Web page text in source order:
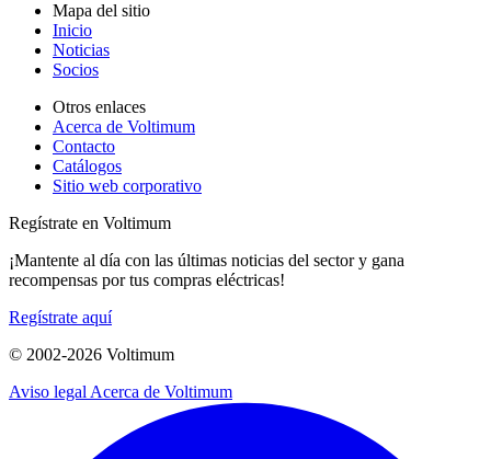
Mapa del sitio
Inicio
Noticias
Socios
Otros enlaces
Acerca de Voltimum
Contacto
Catálogos
Sitio web corporativo
Regístrate en Voltimum
¡Mantente al día con las últimas noticias del sector y gana
recompensas por tus compras eléctricas!
Regístrate aquí
© 2002-2026 Voltimum
Aviso legal Acerca de Voltimum